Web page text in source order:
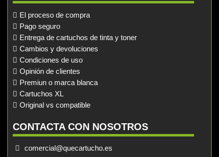
El proceso de compra
Pago seguro
Entrega de cartuchos de tinta y toner
Cambios y devoluciones
Condiciones de uso
Opinión de clientes
Premiun o marca blanca
Cartuchos XL
Original vs compatible
CONTACTA CON NOSOTROS
comercial@quecartucho.es